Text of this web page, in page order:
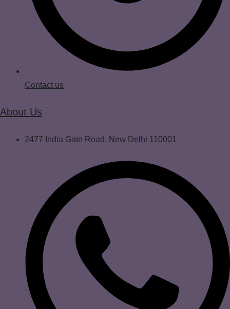
Contact us
About Us
2477 India Gate Road, New Delhi 110001